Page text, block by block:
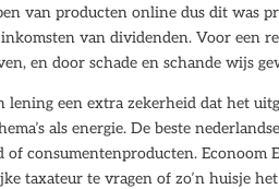
van producten online dus dit was
van dividenden. Voor een
en door schade en schande wijs
lening een extra zekerheid dat het
als energie. De beste
of consumentenproducten.
taxateur te vragen of zo’n huisje